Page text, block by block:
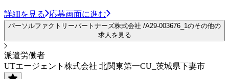
詳細を見る 応募画面に進む
パーソルファクトリーパートナーズ株式会社 /A29-003676_1のその他の
求人を見る
派遣労働者
UTエージェント株式会社 北関東第一CU_茨城県下妻市